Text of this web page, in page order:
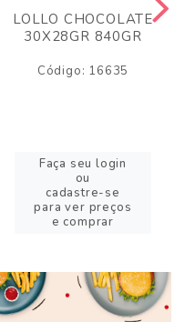
LOLLO CHOCOLATE
30X28GR 840GR
Código: 16635
Faça seu login
ou
cadastre-se
para ver preços
e comprar